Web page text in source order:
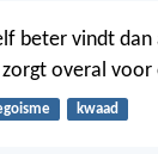
beter vindt
overal voor
kwaad